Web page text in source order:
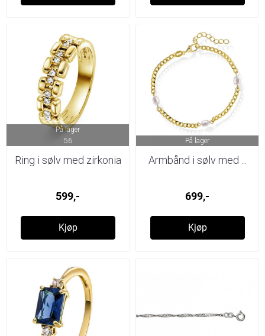
På lager
56
Ring i sølv med zirkonia
599,-
Kjøp
På lager
Armbånd i sølv med ...
699,-
Kjøp